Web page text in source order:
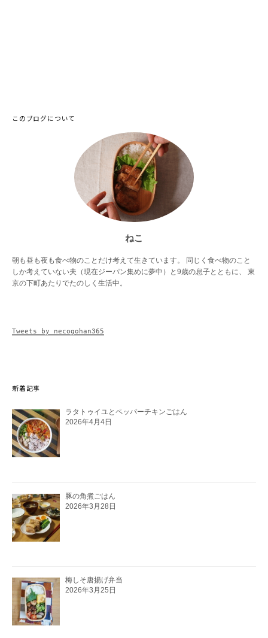
このブログについて
ねこ
朝も昼も夜も食べ物のことだけ考えて生きています。 同じく食べ物のこと
しか考えていない夫（現在ジーパン集めに夢中）と9歳の息子とともに、 東
京の下町あたりでたのしく生活中。
Tweets by necogohan365
新着記事
ラタトゥイユとペッパーチキンごはん
2026年4月4日
豚の角煮ごはん
2026年3月28日
梅しそ唐揚げ弁当
2026年3月25日